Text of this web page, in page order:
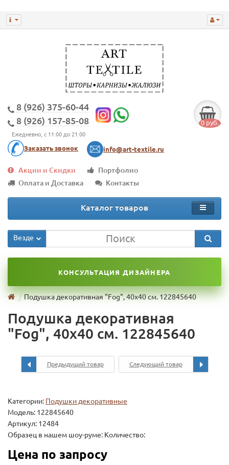
8 (926) 375-60-44
8 (926) 157-85-08
Ежедневно, с 11:00 до 21:00
Заказать звонок info@art-textile.ru
0 руб.
Акции и Скидки
Портфолио
Оплата и Доставка
Контакты
Каталог товаров
Везде
КОНСУЛЬТАЦИЯ ДИЗАЙНЕРА
Подушка декоративная "Fog", 40х40 см. 122845640
Подушка декоративная
"Fog", 40х40 см. 122845640
Предыдущий товар Следующий товар
Категории: Подушки декоративные
Модель: 122845640
Артикул: 12484
Образец в нашем шоу-руме: Количество:
Цена по запросу